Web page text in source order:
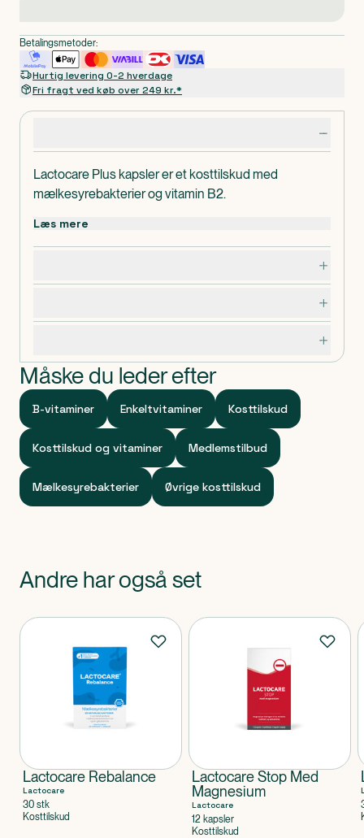
Lactocare Plus kapsler er et kosttilskud med
mælkesyrebakterier og vitamin B2.
Læs mere
Måske du leder efter
B-vitaminer Enkeltvitaminer Kosttilskud
Kosttilskud og vitaminer Medlemstilbud
Mælkesyrebakterier Øvrige kosttilskud
Betalingsmetoder:
Hurtig levering 0-2 hverdage
Fri fragt ved køb over 249 kr.*
Andre har også set
Produkter
Lactocare Rebalance
Lactocare
30 stk
Kosttilskud
Lactocare Stop Med
Magnesium
Lactocare
12 kapsler
Kosttilskud